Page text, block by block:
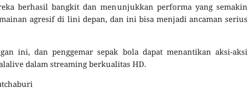
berhasil bangkit dan menunjukkan performa yang semakin
agresif di lini depan, dan ini bisa menjadi ancaman serius
ini, dan penggemar sepak bola dapat menantikan aksi-aksi
dalam streaming berkualitas HD.